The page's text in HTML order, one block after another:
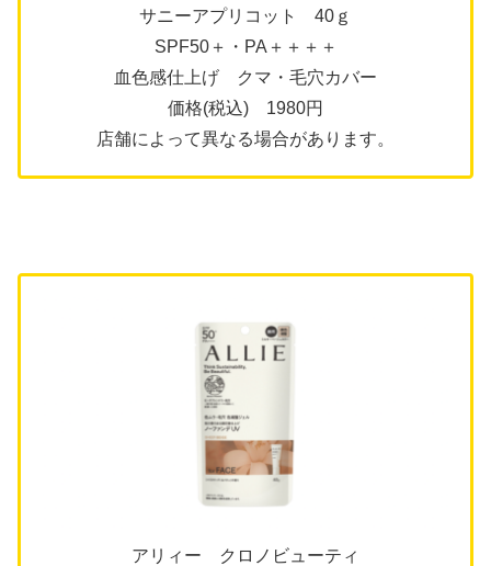
サニーアプリコット 40ｇ
SPF50＋・PA＋＋＋＋
血色感仕上げ クマ・毛穴カバー
価格(税込) 1980円
店舗によって異なる場合があります。
アリィー クロノビューティ